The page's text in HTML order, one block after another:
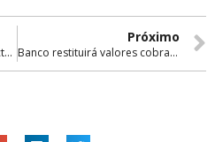
Paciente submetida a mastectomia após demora em agendamento de biópsia será indenizada
Próximo
Banco restituirá valores cobrados em empréstimo consignado irregular